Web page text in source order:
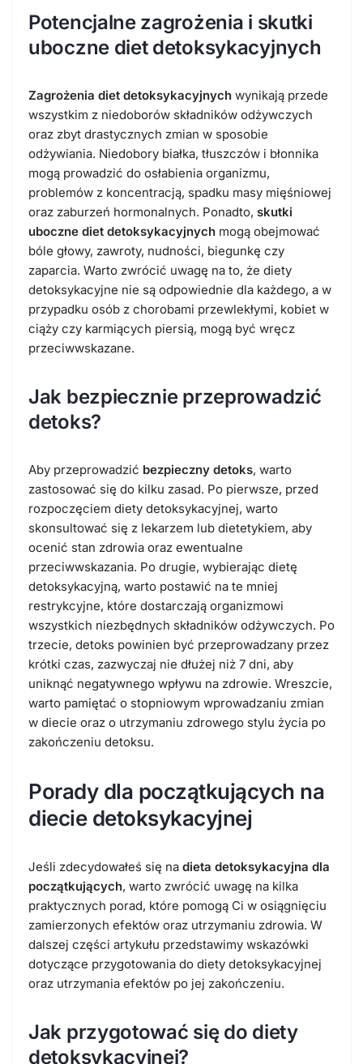
Potencjalne zagrożenia i skutki
uboczne diet detoksykacyjnych
Zagrożenia diet detoksykacyjnych wynikają przede
wszystkim z niedoborów składników odżywczych
oraz zbyt drastycznych zmian w sposobie
odżywiania. Niedobory białka, tłuszczów i błonnika
mogą prowadzić do osłabienia organizmu,
problemów z koncentracją, spadku masy mięśniowej
oraz zaburzeń hormonalnych. Ponadto, skutki
uboczne diet detoksykacyjnych mogą obejmować
bóle głowy, zawroty, nudności, biegunkę czy
zaparcia. Warto zwrócić uwagę na to, że diety
detoksykacyjne nie są odpowiednie dla każdego, a w
przypadku osób z chorobami przewlekłymi, kobiet w
ciąży czy karmiących piersią, mogą być wręcz
przeciwwskazane.
Jak bezpiecznie przeprowadzić
detoks?
Aby przeprowadzić bezpieczny detoks, warto
zastosować się do kilku zasad. Po pierwsze, przed
rozpoczęciem diety detoksykacyjnej, warto
skonsultować się z lekarzem lub dietetykiem, aby
ocenić stan zdrowia oraz ewentualne
przeciwwskazania. Po drugie, wybierając dietę
detoksykacyjną, warto postawić na te mniej
restrykcyjne, które dostarczają organizmowi
wszystkich niezbędnych składników odżywczych. Po
trzecie, detoks powinien być przeprowadzany przez
krótki czas, zazwyczaj nie dłużej niż 7 dni, aby
uniknąć negatywnego wpływu na zdrowie. Wreszcie,
warto pamiętać o stopniowym wprowadzaniu zmian
w diecie oraz o utrzymaniu zdrowego stylu życia po
zakończeniu detoksu.
Porady dla początkujących na
diecie detoksykacyjnej
Jeśli zdecydowałeś się na dieta detoksykacyjna dla
początkujących, warto zwrócić uwagę na kilka
praktycznych porad, które pomogą Ci w osiągnięciu
zamierzonych efektów oraz utrzymaniu zdrowia. W
dalszej części artykułu przedstawimy wskazówki
dotyczące przygotowania do diety detoksykacyjnej
oraz utrzymania efektów po jej zakończeniu.
Jak przygotować się do diety
detoksykacyjnej?